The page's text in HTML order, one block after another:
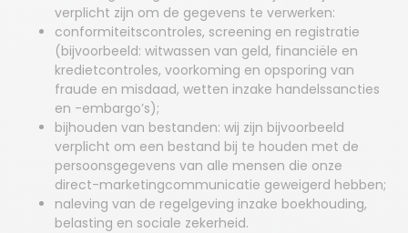
verplicht zijn om de gegevens te verwerken:
conformiteitscontroles, screening en registratie
(bijvoorbeeld: witwassen van geld, financiële en
kredietcontroles, voorkoming en opsporing van
fraude en misdaad, wetten inzake handelssancties
en -embargo’s);
bijhouden van bestanden: wij zijn bijvoorbeeld
verplicht om een bestand bij te houden met de
persoonsgegevens van alle mensen die onze
direct-marketingcommunicatie geweigerd hebben;
naleving van de regelgeving inzake boekhouding,
belasting en sociale zekerheid.